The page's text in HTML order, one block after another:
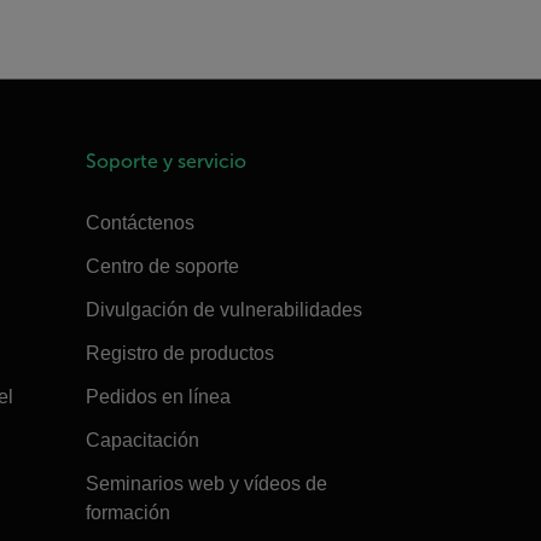
Soporte y servicio
Contáctenos
Centro de soporte
Divulgación de vulnerabilidades
Registro de productos
Pedidos en línea
Capacitación
Seminarios web y vídeos de
formación